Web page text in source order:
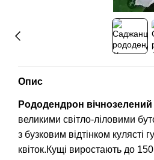
Опис
Рододендрон
великими світло-ліловими
з бузковим відтінком кулясті
квіток.Кущі виростають до